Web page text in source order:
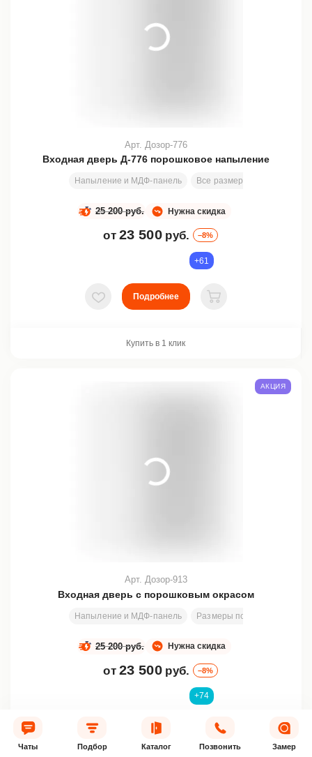
Входная дверь Д-776 порошковое напыление
Напыление и МДФ-панель Все размеры
Арт. Дозор-776
Нужна скидка
25 200 руб.
от 23 500 руб. –8%
+61
В избранное
Подробнее
В корзину
Купить в 1 клик
Входная дверь с порошковым окрасом
Напыление и МДФ-панель Размеры под заказ
Арт. Дозор-913
Нужна скидка
25 200 руб.
от 23 500 руб. –8%
АКЦИЯ
+74
В избранное
Подробнее
В корзину
Чаты Подбор Каталог Позвонить Замер